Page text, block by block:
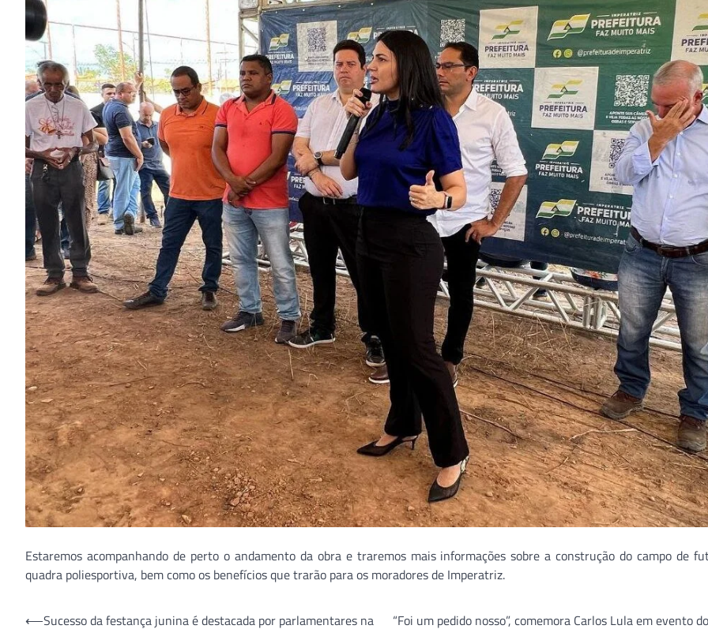
Estaremos acompanhando de perto o andamento da obra e traremos mais informações sobre a construção do campo de
quadra poliesportiva, bem como os benefícios que trarão para os moradores de Imperatriz.
Navegação
⟵Sucesso da festança junina é destacada por parlamentares na “Foi um pedido nosso”, comemora Carlos Lula em evento